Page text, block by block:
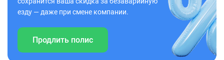
езду — даже при смене компании.
Продлить полис